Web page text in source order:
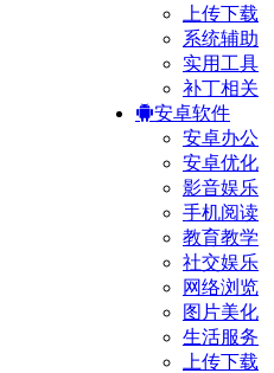
上传下载
系统辅助
实用工具
补丁相关
安卓软件
安卓办公
安卓优化
影音娱乐
手机阅读
教育教学
社交娱乐
网络浏览
图片美化
生活服务
上传下载